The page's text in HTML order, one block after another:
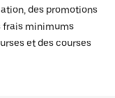
des promotions
frais minimums
et des courses